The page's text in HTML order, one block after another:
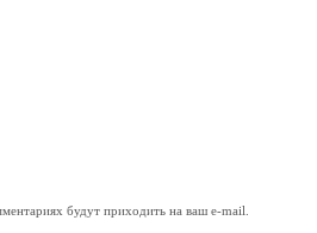
будут приходить на ваш e-mail.